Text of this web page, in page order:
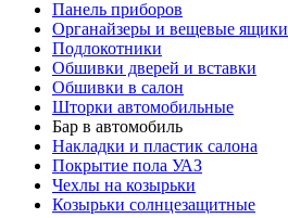
Панель приборов
Органайзеры и вещевые ящики
Подлокотники
Обшивки дверей и вставки
Обшивки в салон
Шторки автомобильные
Бар в автомобиль
Накладки и пластик салона
Покрытие пола УАЗ
Чехлы на козырьки
Козырьки солнцезащитные